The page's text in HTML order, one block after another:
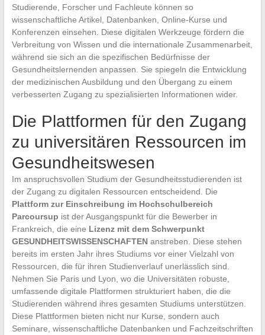
Studierende, Forscher und Fachleute können so
wissenschaftliche Artikel, Datenbanken, Online-Kurse und
Konferenzen einsehen. Diese digitalen Werkzeuge fördern die
Verbreitung von Wissen und die internationale Zusammenarbeit,
während sie sich an die spezifischen Bedürfnisse der
Gesundheitslernenden anpassen. Sie spiegeln die Entwicklung
der medizinischen Ausbildung und den Übergang zu einem
verbesserten Zugang zu spezialisierten Informationen wider.
Die Plattformen für den Zugang
zu universitären Ressourcen im
Gesundheitswesen
Im anspruchsvollen Studium der Gesundheitsstudierenden ist
der Zugang zu digitalen Ressourcen entscheidend. Die
Plattform zur Einschreibung im Hochschulbereich
Parcoursup ist der Ausgangspunkt für die Bewerber in
Frankreich, die eine Lizenz mit dem Schwerpunkt
GESUNDHEITSWISSENSCHAFTENanstreben. Diese stehen
bereits im ersten Jahr ihres Studiums vor einer Vielzahl von
Ressourcen, die für ihren Studienverlauf unerlässlich sind.
Nehmen Sie Paris und Lyon, wo die Universitäten robuste,
umfassende digitale Plattformen strukturiert haben, die die
Studierenden während ihres gesamten Studiums unterstützen.
Diese Plattformen bieten nicht nur Kurse, sondern auch
Seminare, wissenschaftliche Datenbanken und Fachzeitschriften